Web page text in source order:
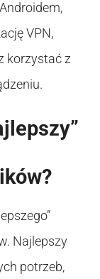
VPN,
korzystać z
Najlepszy
potrzeb,